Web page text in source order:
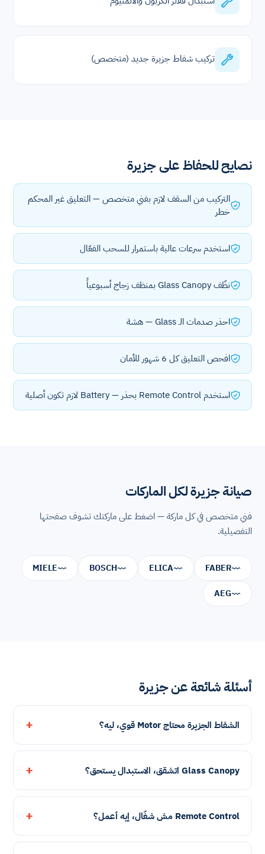
تركيب شفاط جزيرة جديد (متخصص)
نصايح للحفاظ على جزيرة
التركيب من السقف لازم بفني متخصص — التعليق غير المحكم
خطر
استخدم سرعات عالية باستمرار للسحب الفعّال
نظّف Glass Canopy بمنظف زجاج أسبوعياً
احذر صدمات الـ Glass — هشة
افحص التعليق كل 6 شهور للأمان
استخدم Remote Control بحذر — Battery لازم تكون أصلية
صيانة جزيرة لكل الماركات
فني متخصص في كل ماركة — اضغط على ماركتك تشوف صفحتها
التفصيلية.
FABER
ELICA
BOSCH
MIELE
AEG
أسئلة شائعة عن جزيرة
الشفاط الجزيرة محتاج Motor قوي، ليه؟
Glass Canopy اتشقق، الاستبدال يستحق؟
Remote Control مش شغّال، إيه أعمل؟